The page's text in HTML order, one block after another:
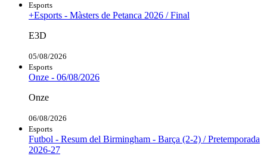
Esports
+Esports - Màsters de Petanca 2026 / Final
E3D
05/08/2026
Esports
Onze - 06/08/2026
Onze
06/08/2026
Esports
Futbol - Resum del Birmingham - Barça (2-2) / Pretemporada
2026-27